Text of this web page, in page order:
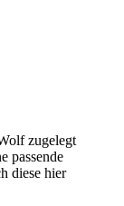
zugelegt
passende
diese hier